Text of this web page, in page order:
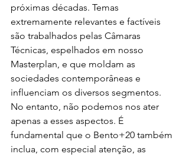
próximas décadas. Temas
extremamente relevantes e factíveis
são trabalhados pelas Câmaras
Técnicas, espelhados em nosso
Masterplan, e que moldam as
sociedades contemporâneas e
influenciam os diversos segmentos.
No entanto, não podemos nos ater
apenas a esses aspectos. É
fundamental que o Bento+20 também
inclua, com especial atenção, as